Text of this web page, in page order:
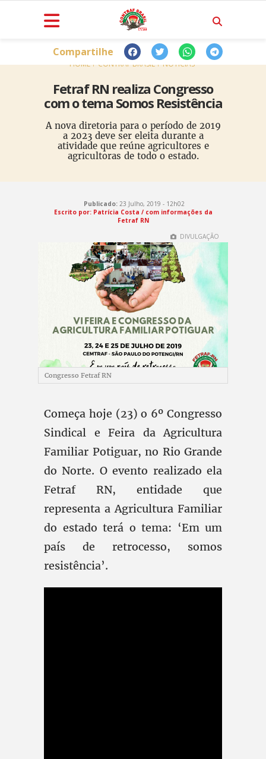
HOME CONTRAF BRASIL NOTÍCIAS
Fetraf RN realiza Congresso
com o tema Somos Resistência
A nova diretoria para o período de 2019
a 2023 deve ser eleita durante a
atividade que reúne agricultores e
agricultoras de todo o estado.
Compartilhe
Publicado:23 Julho, 2019 - 12h02
Escrito por: Patrícia Costa / com informações da
Fetraf RN
DIVULGAÇÃO
Congresso Fetraf RN
Começa hoje (23) o 6º Congresso
Sindical e Feira da Agricultura
Familiar Potiguar, no Rio Grande
do Norte. O evento realizado ela
Fetraf RN, entidade que
representa a Agricultura Familiar
do estado terá o tema: ‘Em um
país de retrocesso, somos
resistência’.